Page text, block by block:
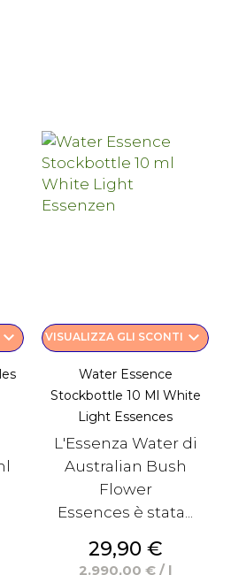
keyboard_arrow_down VISUALIZZA GLI SCONTI keyboard_arrow_down
Water Essence
Stockbottle 10 Ml White
Light Essences
L'Essenza Water di
Australian Bush
Flower
Essences è stata...
Prezzo
29,90 €
2.990,00 € / l